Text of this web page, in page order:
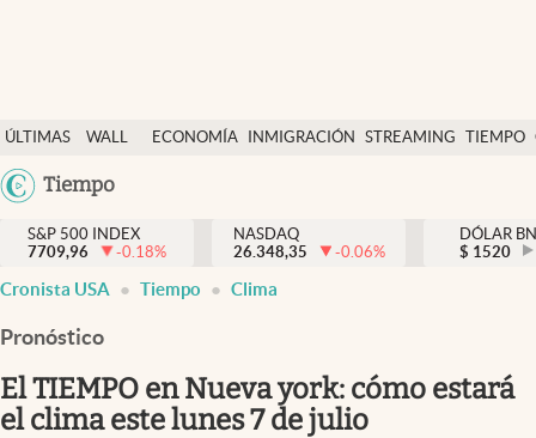
ÚLTIMAS
NOTICIAS
WALL
Y
DÓLAR
ECONOMÍA INMIGRACIÓN STREAMING TIEMPO
México
Tiempo
Finanzas y economía
Wall Street y dólar
Inmigración
Espiritual
S&P 500 INDEX
7709,96
-0.18%
NASDAQ
26.348,35
-0.06%
DÓLAR
$ 1520
Cronista USA Tiempo Clima
Pronóstico
El TIEMPO en Nueva york: cómo estará
el clima este lunes 7 de julio